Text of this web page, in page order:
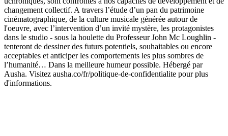
changement collectif. A travers l’étude d’un pan du patrimoine
cinématographique, de la culture musicale générée autour de
l'oeuvre, avec l’intervention d’un invité mystère, les protagonistes
dans le studio - sous la houlette du Professeur John Mc Loughlin -
tenteront de dessiner des futurs potentiels, souhaitables ou encore
acceptables et anticiper les comportements les plus sombres de
l’humanité… Dans la meilleure humeur possible. Hébergé par
Ausha. Visitez ausha.co/fr/politique-de-confidentialite pour plus
d'informations.